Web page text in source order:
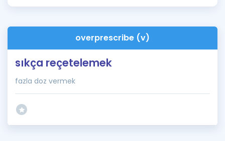
İngilizce Grameroverprescribe (v)
sıkça reçetelemek
fazla doz vermek